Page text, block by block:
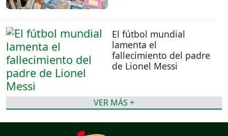
El fútbol mundial
lamenta el
fallecimiento del padre
de Lionel Messi
VER MÁS +